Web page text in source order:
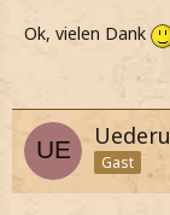
Ok, vielen Dank
Uederu
Gast